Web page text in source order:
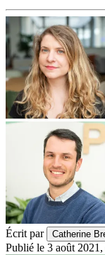
Écrit par Catherine
Publié le 3 août 2021 ,